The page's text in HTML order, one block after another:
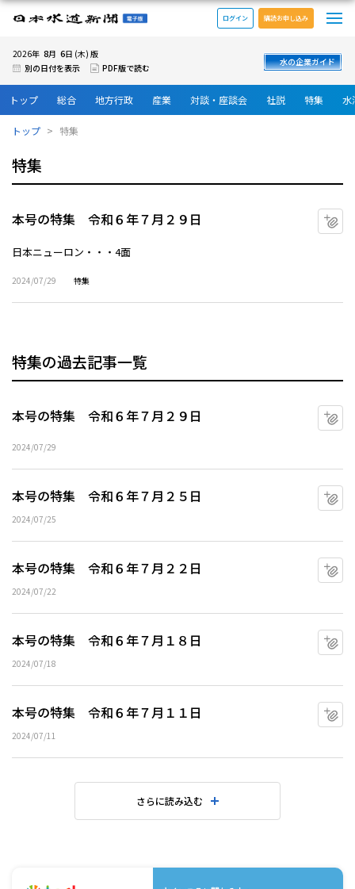
日本水道新聞 電子版
ログイン 購読お申し込み
2026年 8月 6日 (木) 版
別の日付を表示
PDF版で読む
水の企業ガイド
トップ 総合 地方行政 産業 対談・座談会 社説 特集 水
トップ 特集
特集
本号の特集 令和６年７月２９日
日本ニューロン・・・4面
2024/07/29 特集
特集の過去記事一覧
本号の特集 令和６年７月２９日
2024/07/29
本号の特集 令和６年７月２５日
2024/07/25
本号の特集 令和６年７月２２日
2024/07/22
本号の特集 令和６年７月１８日
2024/07/18
本号の特集 令和６年７月１１日
2024/07/11
さらに読み込む